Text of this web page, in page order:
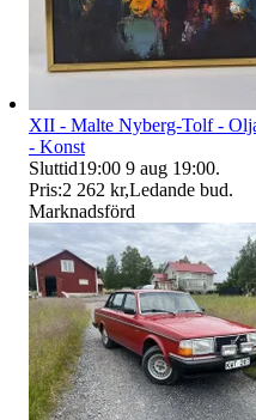
XII - Malte Nyberg-Tolf -
- Konst
Sluttid19:00 9 aug 19:00.
Pris:2 262 kr,Ledande bud.
Marknadsförd